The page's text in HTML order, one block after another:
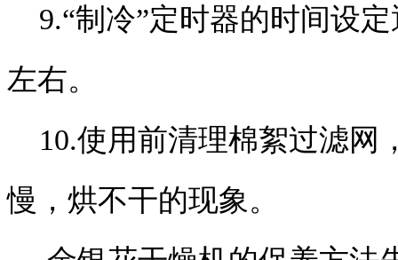
9.“制冷”定时器的时间设
左右。
10.使用前清理棉絮过滤网
慢，烘不干的现象。